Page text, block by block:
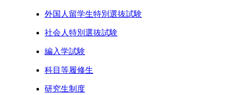
外国人留学生特別選抜試験
社会人特別選抜試験
編入学試験
科目等履修生
研究生制度